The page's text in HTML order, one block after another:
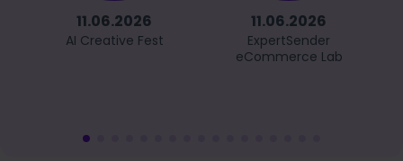
11.06.2026
AI Creative Fest
11.06.2026
ExpertSender
eCommerce Lab